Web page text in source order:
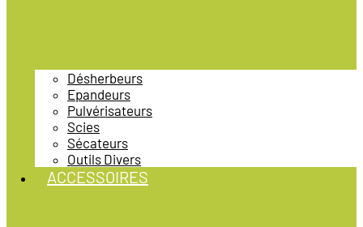
Désherbeurs
Epandeurs
Pulvérisateurs
Scies
Sécateurs
Outils Divers
ACCESSOIRES